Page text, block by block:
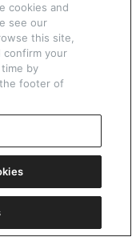
振動を確認する
cookies and
see our
this site,
confirm your
by
footer of